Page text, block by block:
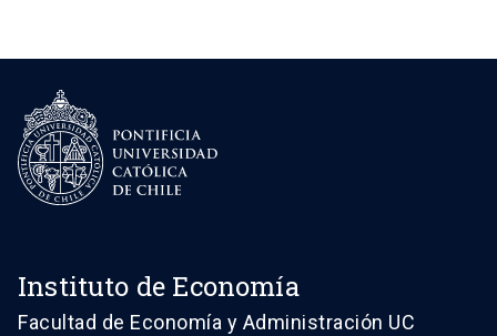
Instituto de Economía
Facultad de Economía y Administración UC